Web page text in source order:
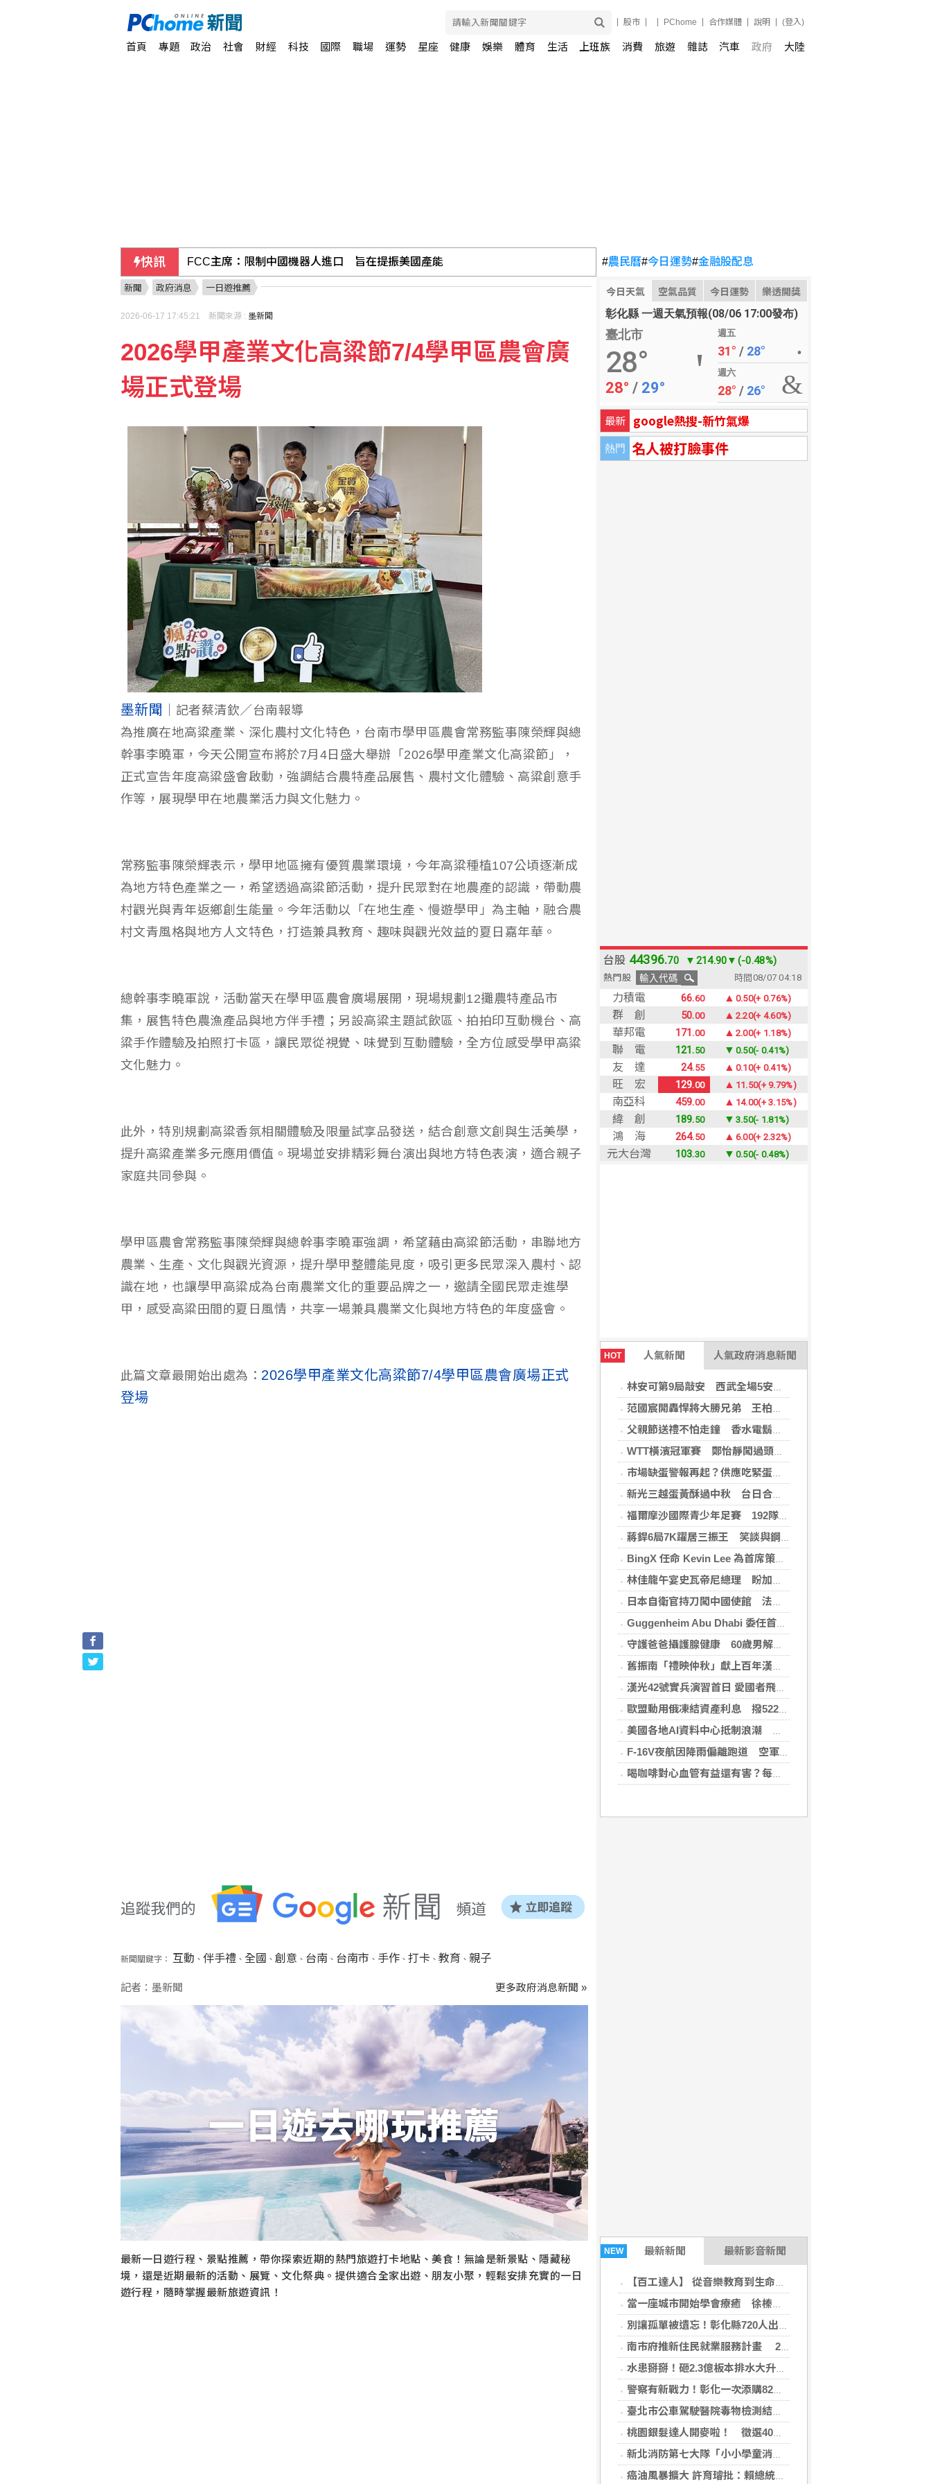
股市 PChome 合作媒體 說明 (登入)
首頁 專題 政治 社會 財經 科技 國際 職場 運勢 星座 健康 娛樂 體育 生活 上班族 消費 旅遊 雜誌 汽車 政府 大陸
快訊 FCC主席：限制中國機器人進口 旨在提振美國產能
美媒：美國擴大簽證申請者社群審查 納入外國記者
#農民曆#今日運勢#金融股配息
今日天氣 空氣品質 今日運勢 樂透開獎
彰化縣 一週天氣預報(08/06 17:00發布)
臺北市
28°
28° / 29°
週五
31° / 28°
週六
28° / 26°
最新 google熱搜-新竹氣爆
熱門 名人被打臉事件
HOT 人氣新聞 人氣政府消息新聞
林安可第9局敲安 西武全場5安遭羅德完封
范國宸開轟悍將大勝兄弟 王柏融再見安雄鷹擒猿
父親節送禮不怕走鐘 香水電鬍刀千年不敗
WTT橫濱冠軍賽 鄭怡靜闖過頭關晉女單16強
市場缺蛋警報再起？供應吃緊蛋價蠢蠢欲動
新光三越蛋黃酥過中秋 台日合作開發話題新品
福爾摩沙國際青少年足賽 192隊參賽規模創新高
蔣銲6局7K躍居三振王 笑談與鋼龍良性競爭
BingX 任命 Kevin Lee 為首席策略長，加速推進多資產、以用戶為核心的發展願景
林佳龍午宴史瓦帝尼總理 盼加強各領域雙邊合作
日本自衛官持刀闖中國使館 法庭上稱促中國改變外交
Guggenheim Abu Dhabi 委任首任館長
守護爸爸攝護腺健康 60歲男解尿異常 靠PHI檢測及早揪出攝護腺癌
舊振南「禮映仲秋」獻上百年漢餅心意 百日紅豆入餡經典蛋黃酥、噶瑪蘭聯名月餅、獨特人氣款必嚐
漢光42號實兵演習首日 愛國者飛彈車高雄罕見現蹤
歐盟動用俄凍結資產利息 撥522億元援助烏克蘭
美國各地AI資料中心抵制浪潮 川普指控北京煽動
F-16V夜航因降雨偏離跑道 空軍：人員安全飛機輕損
喝咖啡對心血管有益還有害？每日可以喝幾杯咖啡？美心臟協會一次解答
NEW 最新新聞 最新影音新聞
【百工達人】 從音樂教育到生命陪伴 黛玉老師以生命經驗打造共學平台
當一座城市開始學會療癒 徐榛蔚打造的不只是花蓮，而是未來城市的新典範
別讓孤單被遺忘！彰化縣720人出動尋找獨居長者
南市府推新住民就業服務計畫 29日辦理講座暨職場參訪
水患掰掰！砸2.3億板本排水大升級拚117年完工
警察有新戰力！彰化一次添購82輛警車機車
臺北市公車駕駛醫院毒物檢測結果陰性 市府秉持勿枉勿縱速查釐清
桃園銀髮達人開麥啦！ 徵選40位達人進社區
新北消防第七大隊「小小學童消防夏令營」 深耕消防防災及自救觀念
癌油風暴擴大 許育璿批：賴總統該拼食安不是拼政治
新聞 政府消息 一日遊推薦
2026-06-17 17:45:21 新聞來源 : 墨新聞
2026學甲產業文化高粱節7/4學甲區農會廣
場正式登場
墨新聞 ｜記者蔡清欽／台南報導
為推廣在地高粱產業、深化農村文化特色，台南市學甲區農會常務監事陳榮輝與總
幹事李曉軍，今天公開宣布將於7月4日盛大舉辦「2026學甲產業文化高粱節」，
正式宣告年度高粱盛會啟動，強調結合農特產品展售、農村文化體驗、高粱創意手
作等，展現學甲在地農業活力與文化魅力。
常務監事陳榮輝表示，學甲地區擁有優質農業環境，今年高粱種植107公頃逐漸成
為地方特色產業之一，希望透過高粱節活動，提升民眾對在地農產的認識，帶動農
村觀光與青年返鄉創生能量。今年活動以「在地生產、慢遊學甲」為主軸，融合農
村文青風格與地方人文特色，打造兼具教育、趣味與觀光效益的夏日嘉年華。
總幹事李曉軍說，活動當天在學甲區農會廣場展開，現場規劃12攤農特產品市
集，展售特色農漁產品與地方伴手禮；另設高粱主題試飲區、拍拍印互動機台、高
粱手作體驗及拍照打卡區，讓民眾從視覺、味覺到互動體驗，全方位感受學甲高粱
文化魅力。
此外，特別規劃高粱香氛相關體驗及限量試享品發送，結合創意文創與生活美學，
提升高粱產業多元應用價值。現場並安排精彩舞台演出與地方特色表演，適合親子
家庭共同參與。
學甲區農會常務監事陳榮輝與總幹事李曉軍強調，希望藉由高粱節活動，串聯地方
農業、生產、文化與觀光資源，提升學甲整體能見度，吸引更多民眾深入農村、認
識在地，也讓學甲高粱成為台南農業文化的重要品牌之一，邀請全國民眾走進學
甲，感受高粱田間的夏日風情，共享一場兼具農業文化與地方特色的年度盛會。
此篇文章最開始出處為： 2026學甲產業文化高粱節7/4學甲區農會廣場正式
登場
新聞關鍵字： 互動 、 伴手禮、 全國 、 創意 、 台南 、 台南市 、 手作、 打卡 、 教育 、 親子
記者：墨新聞 更多政府消息新聞 »
一日遊去哪玩推薦
最新一日遊行程、景點推薦，帶你探索近期的熱門旅遊打卡地點、美食！無論是新景點、隱藏秘
境，還是近期最新的活動、展覽、文化祭典。提供適合全家出遊、朋友小聚，輕鬆安排充實的一日
遊行程，隨時掌握最新旅遊資訊！